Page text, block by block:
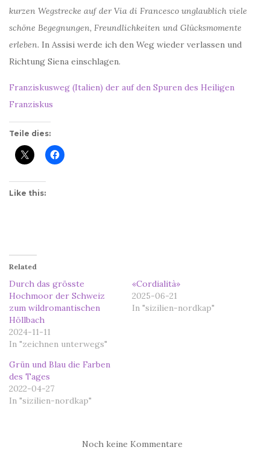
kurzen Wegstrecke auf der Via di Francesco unglaublich viele
schöne Begegnungen, Freundlichkeiten und Glücksmomente
erleben. In Assisi werde ich den Weg wieder verlassen und
Richtung Siena einschlagen.
Franziskusweg (Italien) der auf den Spuren des Heiligen
Franziskus
Teile dies:
Like this:
Related
Durch das grösste
Hochmoor der Schweiz
zum wildromantischen
Höllbach
2024-11-11
In "zeichnen unterwegs"
«Cordialità»
2025-06-21
In "sizilien-nordkap"
Grün und Blau die Farben
des Tages
2022-04-27
In "sizilien-nordkap"
Noch keine Kommentare